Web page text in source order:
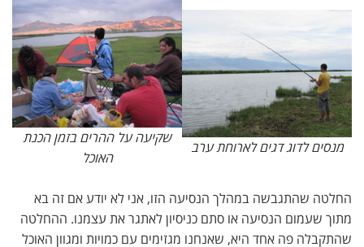
מנסים לדוג דגים לארוחת ערב
שקיעה על ההרים בזמן הכנת
האוכל
החלטה שהתגבשה במהלך הנסיעה הזו, אני לא יודע אם זה בא
מתוך שעמום הנסיעה או סתם כניסיון לאתגר את עצמנו. ההחלטה
שהתקבלה פה אחד היא, שאנחנו מגזימים עם כמויות ומגוון האוכל